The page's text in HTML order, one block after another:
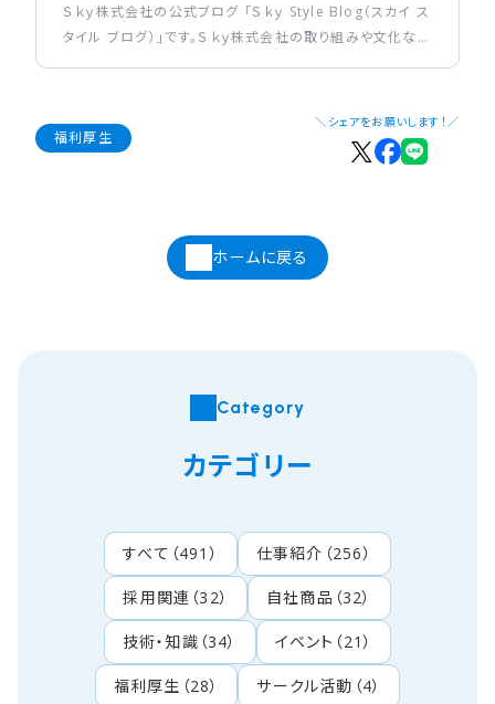
Ｓｋｙ株式会社の公式ブログ 「Ｓｋｙ Style Blog（スカイ ス
タイル ブログ）」です。Ｓｋｙ株式会社の取り組みや文化など
福利厚生
＼シェアをお願いします！／
ホームに戻る
Category
カテゴリー
すべて （491） 仕事紹介 （256）
採用関連 （32） 自社商品 （32）
技術・知識 （34） イベント （21）
福利厚生 （28） サークル活動 （4）